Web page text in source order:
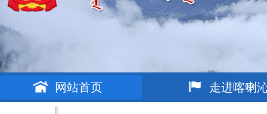
网站首页 走进喀喇